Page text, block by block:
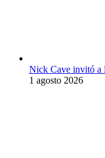
Nick Cave invitó a
1 agosto 2026